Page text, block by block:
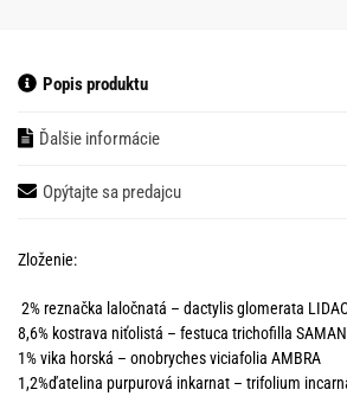
Popis produktu
Ďalšie informácie
Opýtajte sa predajcu
Zloženie:
2% reznačka laločnatá – dactylis glomerata
8,6% kostrava niťolistá – festuca trichofilla
1% vika horská – onobryches viciafolia AMBRA
1,2%ďatelina purpurová inkarnat – trifolium